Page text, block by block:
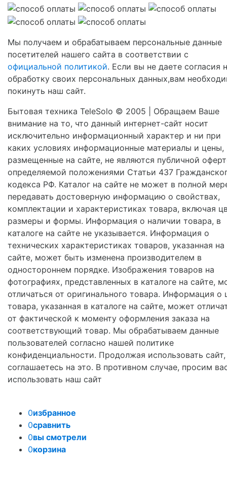
Мы получаем и обрабатываем персональные данные
посетителей нашего сайта в соответствии с
официальной политикой. Если вы не даете согласия
обработку своих персональных данных,вам
покинуть наш сайт.
Бытовая техника TeleSolo © 2005 | Обращаем Ваше
внимание на то, что данный интернет-сайт носит
исключительно информационный характер и ни при
каких условиях информационные материалы и цены,
размещенные на сайте, не являются публичной
определяемой положениями Статьи 437
кодекса РФ. Каталог на сайте не может в полной
передавать достоверную информацию о свойствах,
комплектации и характеристиках товара, включая
размеры и формы. Информация о наличии товара, в
каталоге на сайте не указывается. Информация о
технических характеристиках товаров, указанная на
сайте, может быть изменена производителем в
одностороннем порядке. Изображения товаров на
фотографиях, представленных в каталоге на сайте,
отличаться от оригинального товара. Информация о
товара, указанная в каталоге на сайте, может
от фактической к моменту оформления заказа на
соответствующий товар. Мы обрабатываем данные
пользователей согласно нашей политике
конфиденциальности. Продолжая использовать
соглашаетесь на это. В противном случае, просим
использовать наш сайт
0избранное
0сравнить
0вы смотрели
0корзина